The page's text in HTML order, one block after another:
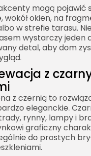
mogą pojawić
wokół okien, na
w strefie tarasu.
wystarczy jeden
detal, aby dom
z
z czernią to
eleganckie.
rynny, lampy i
graficzny
do prostych